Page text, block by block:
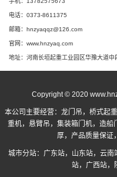
电话：0373-8611375
邮箱：hnzyaqqz@126.com
官网：www.hnzyaq.com
地址：河南长垣起重工业园区华豫大道中
Copyright © 2020
本公司主要经营： 龙门吊 ， 桥式起
重机，悬臂吊，集装箱门机，造船
厚，产品质量保证
城市分站： 广东站， 山东站， 云南
站， 广西站，